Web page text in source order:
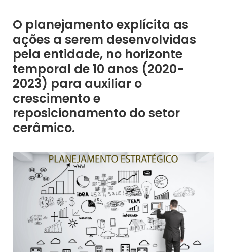
O planejamento explícita as
ações a serem desenvolvidas
pela entidade, no horizonte
temporal de 10 anos (2020-
2023) para auxiliar o
crescimento e
reposicionamento do setor
cerâmico.